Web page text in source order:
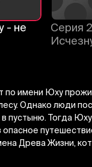
- не
Серия
по имени Юху
Однако люди
пустыню. Тогда Юху
опасное
Древа Жизни,